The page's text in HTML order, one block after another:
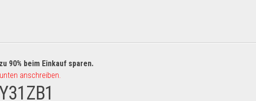
90% beim Einkauf sparen.
anschreiben.